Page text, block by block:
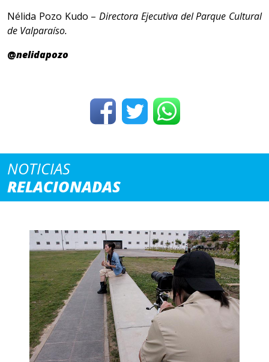
Nélida Pozo Kudo – Directora Ejecutiva del Parque Cultural
de Valparaíso.
@nelidapozo
NOTICIAS
RELACIONADAS